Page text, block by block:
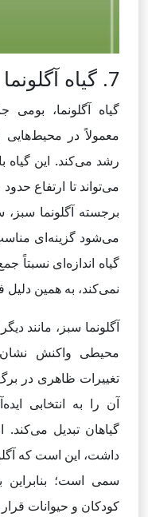
7. گیاه آگلونما
گیاه آگلونما،
معمولاً در محیط‌هایی
رشد می‌کند. این گیاه
برجسته آگلونما
می‌شود گزینه‌ای
گیاه اندازه‌ای نسبتاً
نمی‌کند، به همین
آگلونما سبز، مانند
محیطی واکنش
تغییرات ظاهری در
آن را به انتخابی
گیاهان تبدیل می‌کند.
داشت، این است که
سمی است؛
کودکان و حیوانات قرار